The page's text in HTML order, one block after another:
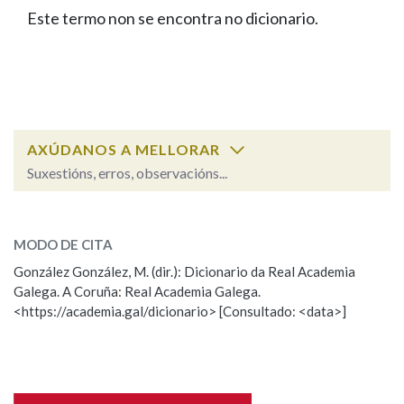
FIGURAS HOMENAXEADAS
PORTAL DAS PALABRAS
Facebook
TwitterYoutubeInstagram
Bluesky
BUSCAR NOS LEMAS
Remata por
BUSCAR NO CONTIDO
Nas definicións
Este termo non se encontra no dicionario.
AXÚDANOS A MELLORAR
Suxestións, erros, observacións...
Observación
Nome
MODO DE CITA
González González, M. (dir.): Dicionario da Real Academia
Galega. A Coruña: Real Academia Galega.
<https://academia.gal/dicionario> [Consultado: <data>]